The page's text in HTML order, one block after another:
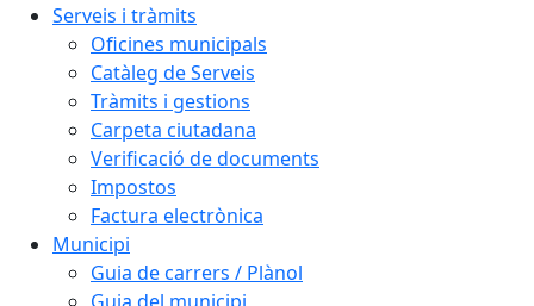
Serveis i tràmits
Oficines municipals
Catàleg de Serveis
Tràmits i gestions
Carpeta ciutadana
Verificació de documents
Impostos
Factura electrònica
Municipi
Guia de carrers / Plànol